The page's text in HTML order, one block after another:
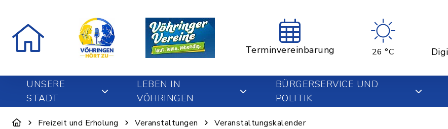
Terminvereinbarung 26 °C
UNSERE
STADT
LEBEN IN
VÖHRINGEN
BÜRGERSERVICE UND
POLITIK
Freizeit und Erholung Veranstaltungen Veranstaltungskalender